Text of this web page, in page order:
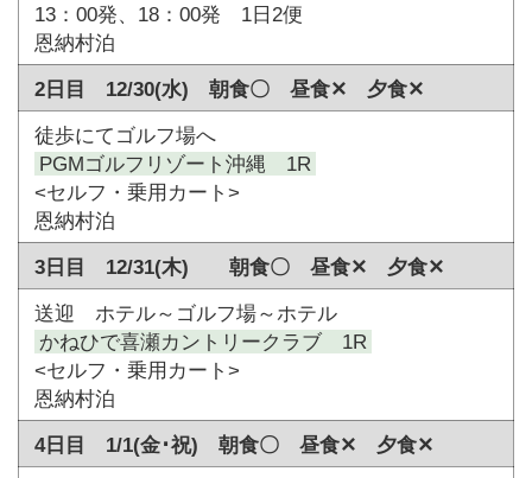
13：00発、18：00発 1日2便
恩納村泊
2日目 12/30(水) 朝食〇 昼食✕ 夕食✕
徒歩にてゴルフ場へ
PGMゴルフリゾート沖縄 1R
<セルフ・乗用カート>
恩納村泊
3日目 12/31(木) 朝食〇 昼食✕ 夕食✕
送迎 ホテル～ゴルフ場～ホテル
かねひで喜瀬カントリークラブ 1R
<セルフ・乗用カート>
恩納村泊
4日目 1/1(金･祝) 朝食〇 昼食✕ 夕食✕